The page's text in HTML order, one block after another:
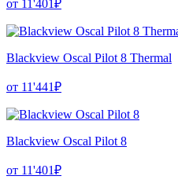
от 11'401₽
Blackview Oscal Pilot 8 Thermal
от 11'441₽
Blackview Oscal Pilot 8
от 11'401₽